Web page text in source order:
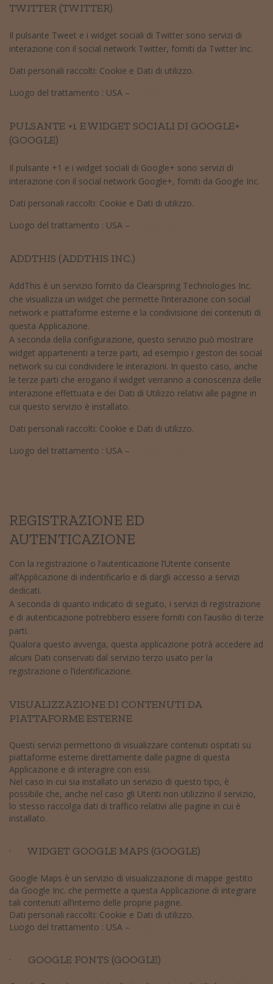
TWITTER (TWITTER)
Il pulsante Tweet e i widget sociali di Twitter sono servizi di
interazione con il social network Twitter, forniti da Twitter Inc.
Dati personali raccolti: Cookie e Dati di utilizzo.
Luogo del trattamento : USA –
PULSANTE +1 E WIDGET SOCIALI DI GOOGLE+
(GOOGLE)
Il pulsante +1 e i widget sociali di Google+ sono servizi di
interazione con il social network Google+, forniti da Google Inc.
Dati personali raccolti: Cookie e Dati di utilizzo.
Luogo del trattamento : USA –
ADDTHIS (ADDTHIS INC.)
AddThis è un servizio fornito da Clearspring Technologies Inc.
che visualizza un widget che permette l’interazione con social
network e piattaforme esterne e la condivisione dei contenuti di
questa Applicazione.
A seconda della configurazione, questo servizio può mostrare
widget appartenenti a terze parti, ad esempio i gestori dei social
network su cui condividere le interazioni. In questo caso, anche
le terze parti che erogano il widget verranno a conoscenza delle
interazione effettuata e dei Dati di Utilizzo relativi alle pagine in
cui questo servizio è installato.
Dati personali raccolti: Cookie e Dati di utilizzo.
Luogo del trattamento : USA –
REGISTRAZIONE ED
AUTENTICAZIONE
Con la registrazione o l’autenticazione l’Utente consente
all’Applicazione di indentificarlo e di dargli accesso a servizi
dedicati.
A seconda di quanto indicato di seguito, i servizi di registrazione
e di autenticazione potrebbero essere forniti con l’ausilio di terze
parti.
Qualora questo avvenga, questa applicazione potrà accedere ad
alcuni Dati conservati dal servizio terzo usato per la
registrazione o l’identificazione.
VISUALIZZAZIONE DI CONTENUTI DA
PIATTAFORME ESTERNE
Questi servizi permettono di visualizzare contenuti ospitati su
piattaforme esterne direttamente dalle pagine di questa
Applicazione e di interagire con essi.
Nel caso in cui sia installato un servizio di questo tipo, è
possibile che, anche nel caso gli Utenti non utilizzino il servizio,
lo stesso raccolga dati di traffico relativi alle pagine in cui è
installato.
· WIDGET GOOGLE MAPS (GOOGLE)
Google Maps è un servizio di visualizzazione di mappe gestito
da Google Inc. che permette a questa Applicazione di integrare
tali contenuti all’interno delle proprie pagine.
Dati personali raccolti: Cookie e Dati di utilizzo.
Luogo del trattamento : USA –
· GOOGLE FONTS (GOOGLE)